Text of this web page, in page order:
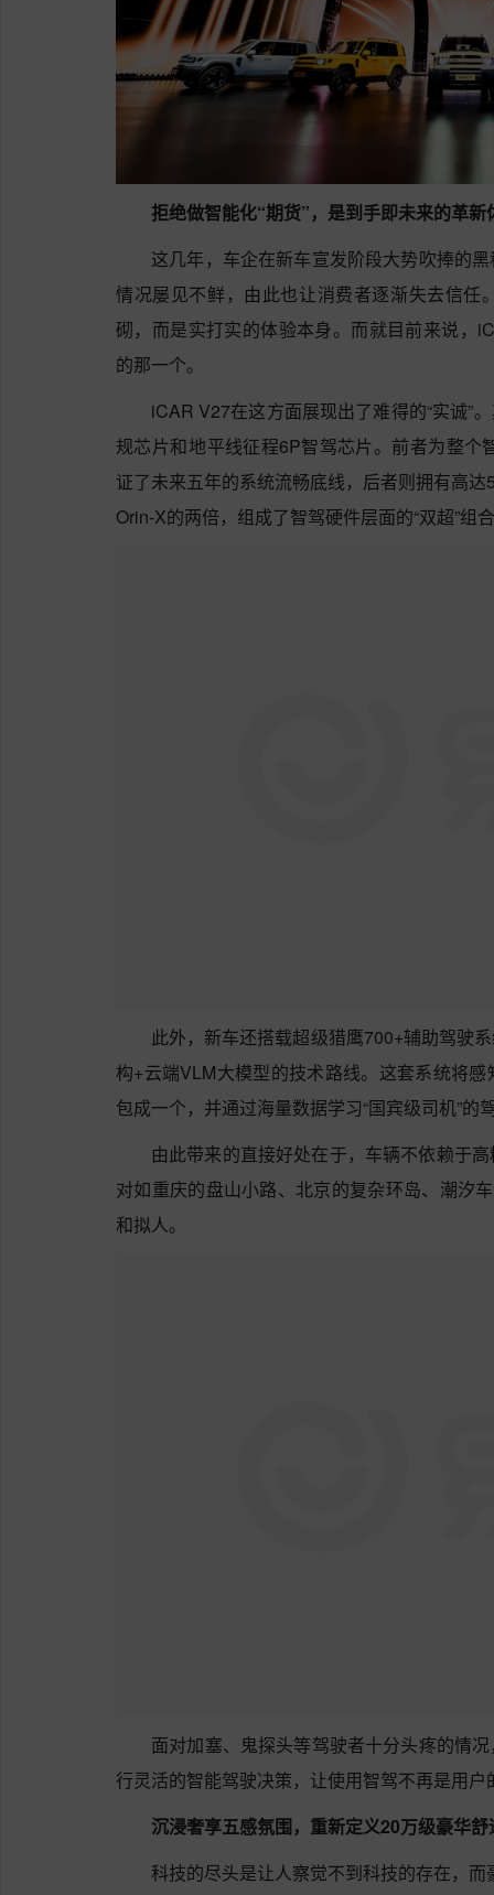
拒绝做智能化“期货”，是到手即未来的革新
这几年，车企在新车宣发阶段大势吹捧的
情况屡见不鲜，由此也让消费者逐渐失去信任
砌，而是实打实的体验本身。而就目前来说，
的那一个。
iCAR V27在这方面展现出了难得的“实诚”
规芯片‌和‌地平线征程6P智驾芯片‌。前者为整个
证了未来五年的系统流畅底线，后者则拥有高
Orin-X的两倍，组成了智驾硬件层面的“双超”组
此外，新车还搭载超级猎鹰700+辅助驾驶
构+云端VLM大模型‌的技术路线。这套系统将
包成一个，并通过海量数据学习“国宾级司机”的
由此带来的直接好处在于，车辆不依赖于
对如重庆的盘山小路、北京的复杂环岛、潮汐
和拟人。
面对加塞、鬼探头等驾驶者十分头疼的情
行灵活的智能驾驶决策，让使用智驾不再是用
沉浸奢享五感氛围，重新定义20万级豪华舒
科技的尽头是让人察觉不到科技的存在，